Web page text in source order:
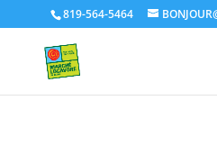
819-564-5464